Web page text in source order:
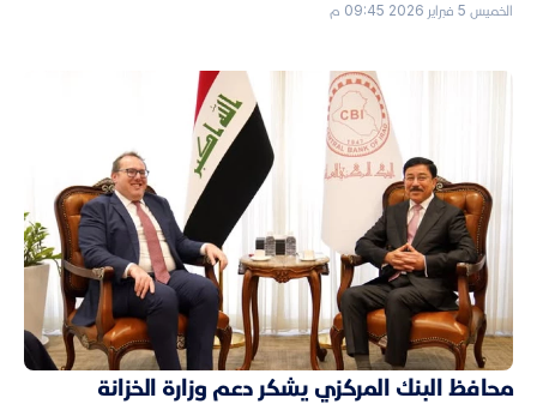
الخميس 5 فبراير 2026 09:45 م
محافظ البنك المركزي يشكر دعم وزارة الخزانة